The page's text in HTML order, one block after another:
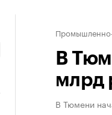
В
млрд
В Тюмени